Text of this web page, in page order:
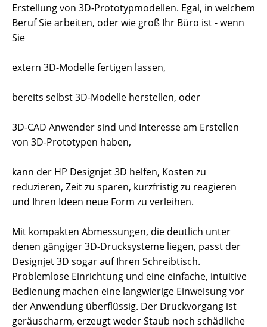
Erstellung von 3D-Prototypmodellen. Egal, in welchem
Beruf Sie arbeiten, oder wie groß Ihr Büro ist - wenn
Sie
extern 3D-Modelle fertigen lassen,
bereits selbst 3D-Modelle herstellen, oder
3D-CAD Anwender sind und Interesse am Erstellen
von 3D-Prototypen haben,
kann der HP Designjet 3D helfen, Kosten zu
reduzieren, Zeit zu sparen, kurzfristig zu reagieren
und Ihren Ideen neue Form zu verleihen.
Mit kompakten Abmessungen, die deutlich unter
denen gängiger 3D-Drucksysteme liegen, passt der
Designjet 3D sogar auf Ihren Schreibtisch.
Problemlose Einrichtung und eine einfache, intuitive
Bedienung machen eine langwierige Einweisung vor
der Anwendung überflüssig. Der Druckvorgang ist
geräuscharm, erzeugt weder Staub noch schädliche